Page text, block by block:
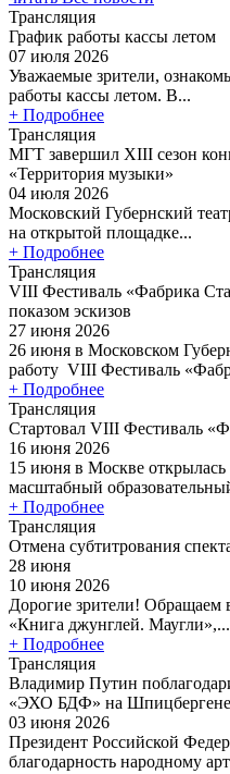
Трансляция
График работы кассы летом
07 июля 2026
Уважаемые зрители,
работы кассы летом. В...
+ Подробнее
Трансляция
МГТ завершил XIII сезон
«Территория музыки»
04 июля 2026
Московский Губернский
на открытой площадке...
+ Подробнее
Трансляция
VIII Фестиваль «Фабрика
показом эскизов
27 июня 2026
26 июня в Московском
работу VIII Фестиваль
+ Подробнее
Трансляция
Стартовал VIII Фестиваль
16 июня 2026
15 июня в Москве
масштабный
+ Подробнее
Трансляция
Отмена субтитрования
28 июня
10 июня 2026
Дорогие зрители! Обращаем
«Книга джунглей. Маугли»,...
+ Подробнее
Трансляция
Владимир Путин
«ЭХО БДФ» на Шпицбергене
03 июня 2026
Президент Российской
благодарность народному